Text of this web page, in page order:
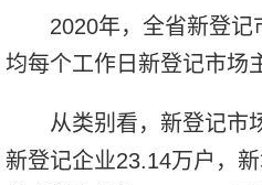
2020年，全省新登记
均每个工作日新登记市场
从类别看，新登记市
新登记企业23.14万户，